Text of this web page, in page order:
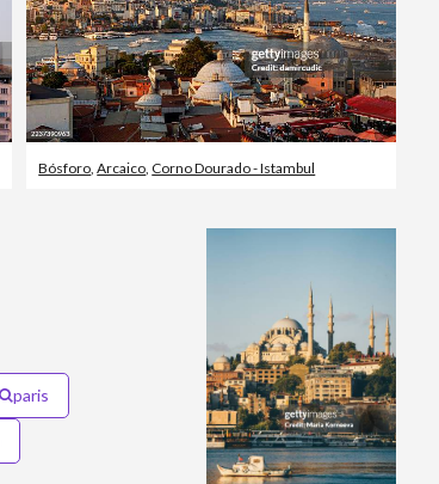
Bósforo ,Arcaico Corno Dourado - Istambul
paris